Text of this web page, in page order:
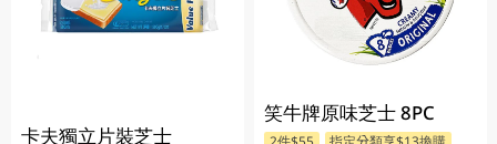
卡夫獨立片裝芝士
笑牛牌原味芝士 8PC